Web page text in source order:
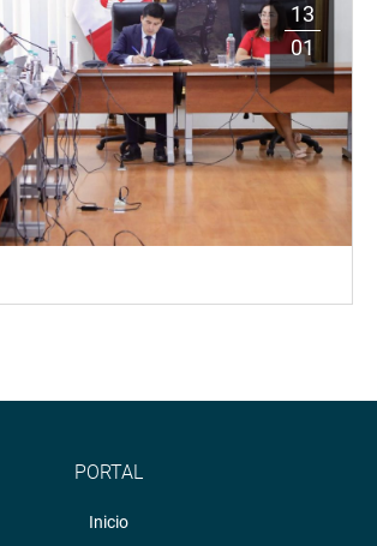
13
01
PORTAL
Inicio